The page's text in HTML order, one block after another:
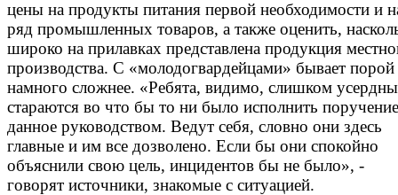
цены на продукты питания первой необходимости и
ряд промышленных товаров, а также оценить,
широко на прилавках представлена продукция
производства. С «молодогвардейцами» бывает порой
намного сложнее. «Ребята, видимо, слишком
стараются во что бы то ни было исполнить
данное руководством. Ведут себя, словно они здесь
главные и им все дозволено. Если бы они спокойно
объяснили свою цель, инцидентов бы не было», -
говорят источники, знакомые с ситуацией.